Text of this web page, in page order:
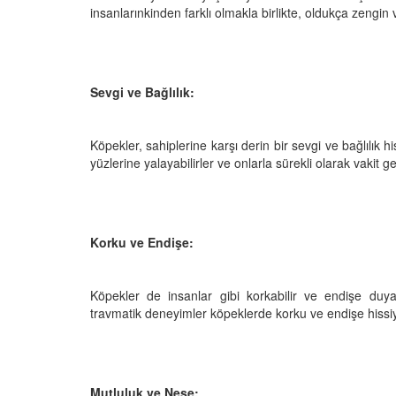
insanlarınkinden farklı olmakla birlikte, oldukça zengin
Sevgi ve Bağlılık:
Köpekler, sahiplerine karşı derin bir sevgi ve bağlılık
yüzlerine yalayabilirler ve onlarla sürekli olarak vakit
Korku ve Endişe:
Köpekler de insanlar gibi korkabilir ve endişe
travmatik deneyimler köpeklerde korku ve endişe
Mutluluk ve Neşe:
Niyetli İnsanları
Boş Duvara
23.10.2025
Görevleri: Savaş
Dört Ayaklı